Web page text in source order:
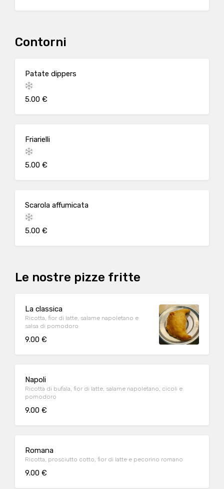
Contorni
Patate dippers
5.00 €
Friarielli
5.00 €
Scarola affumicata
5.00 €
Le nostre pizze fritte
La classica
Ricotta, fior di latte, salame napoletano e
salsa di pomodoro
9.00 €
Napoli
Ricotta di bufala, fior di latte, salame napoletano, cicoli e
pomodoro
9.00 €
Romana
Ricotta, prosciutto cotto, fior di latte e pecorino romano
9.00 €